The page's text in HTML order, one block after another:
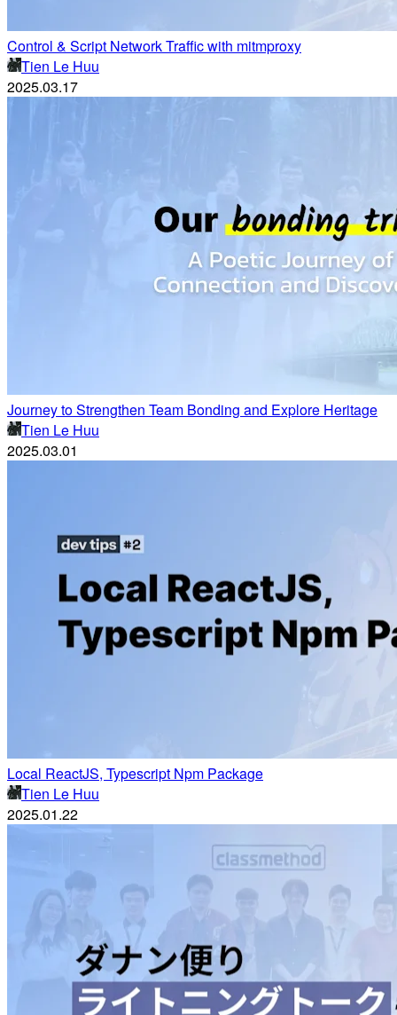
Control & Script Network Traffic with mitmproxy
Tien Le Huu
2025.03.17
Journey to Strengthen Team Bonding and Explore Heritage
Tien Le Huu
2025.03.01
Local ReactJS, Typescript Npm Package
Tien Le Huu
2025.01.22